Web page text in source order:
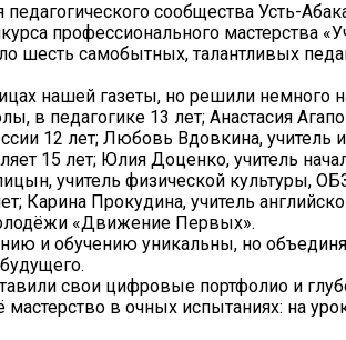
сообщества Усть-
профессионального мастерства
шесть самобытных, талантливых
нашей газеты, но решили немного
в педагогике 13 лет; Анастасия
12 лет; Любовь Вдовкина, учитель
15 лет; Юлия Доценко, учитель
учитель физической культуры,
Карина Прокудина, учитель
«Движение Первых».
и обучению уникальны, но
свои цифровые портфолио и
в очных испытаниях: на